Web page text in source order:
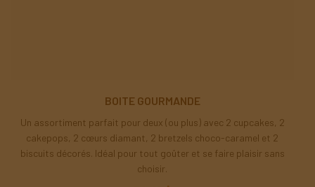
BOITE GOURMANDE
Un assortiment parfait pour deux (ou plus) avec 2 cupcakes, 2
cakepops, 2 cœurs diamant, 2 bretzels choco-caramel et 2
biscuits décorés. Idéal pour tout goûter et se faire plaisir sans
choisir.